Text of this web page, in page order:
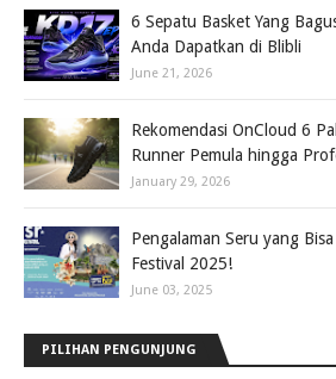
6 Sepatu Basket Yang
Anda Dapatkan di Blibli
June 21, 2026
Rekomendasi OnCloud 6
Runner Pemula hingga
January 29, 2026
Pengalaman Seru yang
Festival 2025!
June 03, 2025
PILIHAN PENGUNJUNG